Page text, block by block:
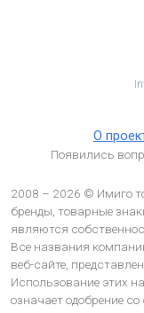
О
Появились
2008 – 2026 © Имиго
бренды, товарные
являются
Все названия
веб-сайте,
Использование этих
означает одобрение